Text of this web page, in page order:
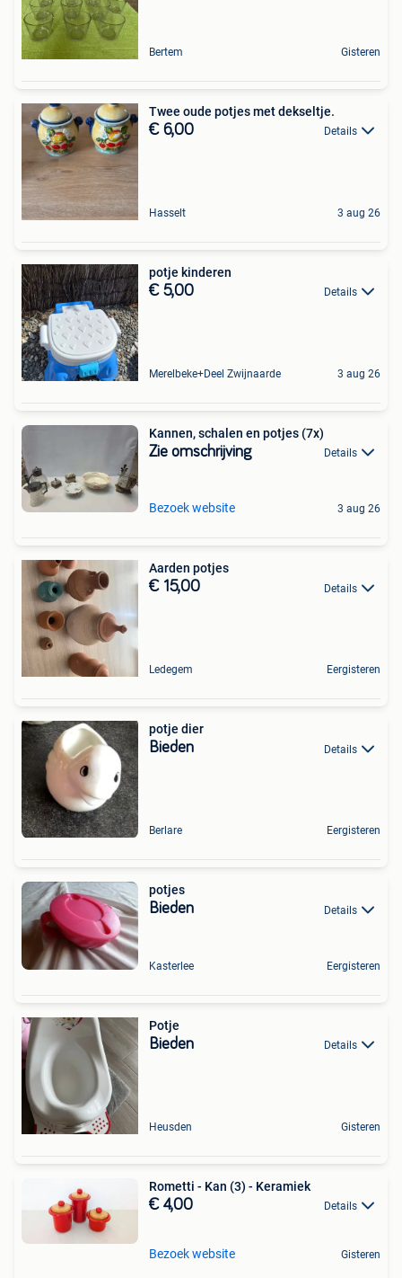
Bertem Gisteren
Twee oude potjes met dekseltje.
€ 6,00 Details
Hasselt 3 aug 26
potje kinderen
€ 5,00 Details
Merelbeke+Deel Zwijnaarde 3 aug 26
Kannen, schalen en potjes (7x)
Zie omschrijving Details
Bezoek website 3 aug 26
Aarden potjes
€ 15,00 Details
Ledegem Eergisteren
potje dier
Bieden Details
Berlare Eergisteren
potjes
Bieden Details
Kasterlee Eergisteren
Potje
Bieden Details
Heusden Gisteren
Rometti - Kan (3) - Keramiek
€ 4,00 Details
Bezoek website Gisteren